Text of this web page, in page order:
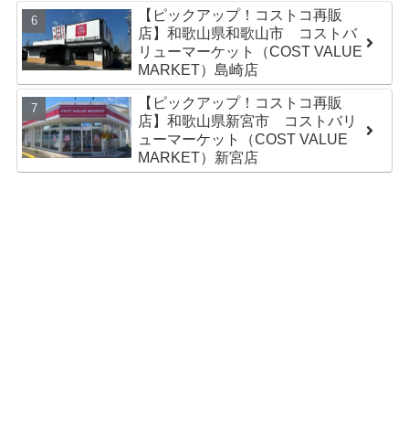
【ピックアップ！コストコ再販
店】和歌山県和歌山市 コストバ
リューマーケット（COST VALUE
MARKET）島崎店
【ピックアップ！コストコ再販
店】和歌山県新宮市 コストバリ
ューマーケット（COST VALUE
MARKET）新宮店